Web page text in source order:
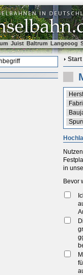
Juist Baltrum Langeoog
Start
in
Bevor